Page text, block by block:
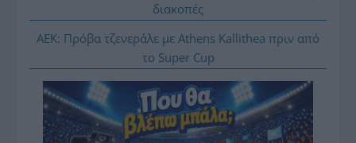
διακοπές
ΑΕΚ: Πρόβα τζενεράλε με Athens Kallithea πριν από
το Super Cup